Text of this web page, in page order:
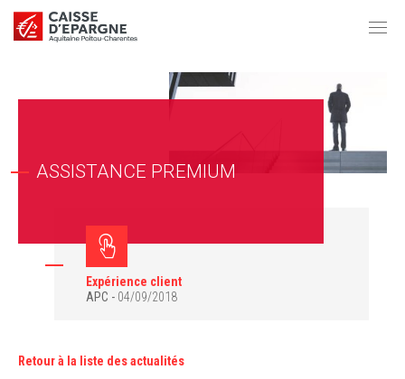
ASSISTANCE PREMIUM
Expérience client
APC
04/09/2018
Retour à la liste des actualités